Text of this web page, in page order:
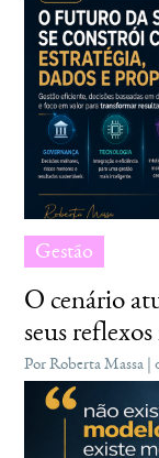
Gestão
O cenário
seus
Por Roberta Massa |